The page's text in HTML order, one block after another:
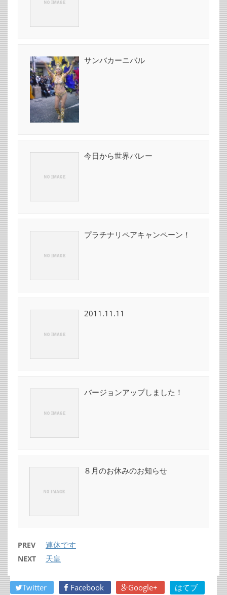
サンバカーニバル
今日から世界バレー
プラチナリペアキャンペーン！
2011.11.11
バージョンアップしました！
８月のお休みのお知らせ
PREV 連休です
NEXT 天皇
Twitter Facebook Google+ はてブ